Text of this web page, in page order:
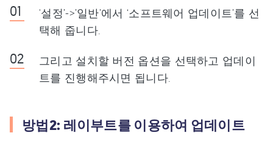
'설정’->’일반’에서 ‘소프트웨어 업데이트’를 선
택해 줍니다.
그리고 설치할 버전 옵션을 선택하고 업데이
트를 진행해주시면 됩니다.
방법2: 레이부트를 이용하여 업데이트